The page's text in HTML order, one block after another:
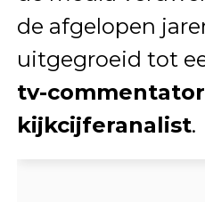
de afgelopen
uitgegroeid tot
tv-
kijkcijferanalist.